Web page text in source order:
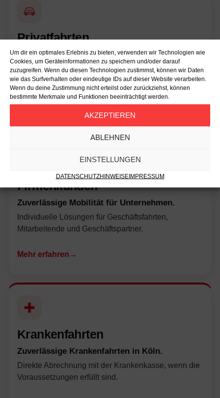
Um dir ein optimales Erlebnis zu bieten, verwenden wir Technologien wie
Cookies, um Geräteinformationen zu speichern und/oder darauf
zuzugreifen. Wenn du diesen Technologien zustimmst, können wir Daten
wie das Surfverhalten oder eindeutige IDs auf dieser Website verarbeiten.
Wenn du deine Zustimmung nicht erteilst oder zurückziehst, können
bestimmte Merkmale und Funktionen beeinträchtigt werden.
AKZEPTIEREN
ABLEHNEN
EINSTELLUNGEN
DATENSCHUTZHINWEISEIMPRESSUM
Privatfahrten
Schnell und zuverlässig in Köln unterwegs.
Ob Alltag, Einkauf, Bahnhof oder Flughafen – Taxi17
bringt Sie sicher ans Ziel.
Mehr erfahren→
Firmenkunden
Zuverlässige Mobilität für Unternehmen.
Individuelle Lösungen für Geschäftsfahrten,
Mitarbeitende und Geschäftspartner.
Mehr erfahren →
Krankenfahrten
Zuverlässige Krankenfahrten in Köln.
Direkte Abrechnung mit der Krankenkasse, wenn die
Voraussetzungen erfüllt sind.